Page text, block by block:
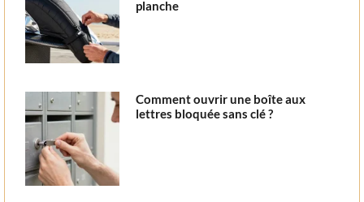
planche
Comment ouvrir une boîte aux
lettres bloquée sans clé ?